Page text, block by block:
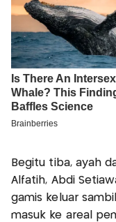
Begitu tiba, ayah
Alfatih, Abdi
gamis keluar
masuk ke areal